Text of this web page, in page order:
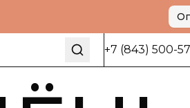
+7 (843) 500-